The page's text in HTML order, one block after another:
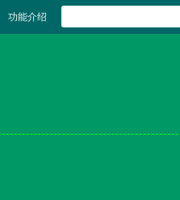
功能介绍